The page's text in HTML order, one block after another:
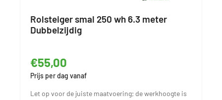
Rolsteiger smal 250 wh 6.3 meter
Dubbelzijdig
Prijs per dag vanaf
€55,00
Let op voor de juiste maatvoering; de werkhoogte is